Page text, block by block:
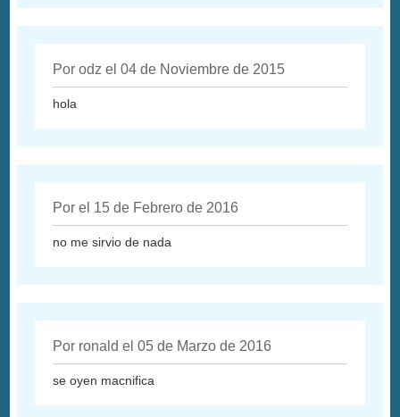
Por odz el 04 de Noviembre de 2015
hola
Por el 15 de Febrero de 2016
no me sirvio de nada
Por ronald el 05 de Marzo de 2016
se oyen macnifica